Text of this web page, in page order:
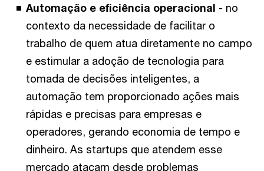
Automação e eficiência operacional - no
contexto da necessidade de facilitar o
trabalho de quem atua diretamente no campo
e estimular a adoção de tecnologia para
tomada de decisões inteligentes, a
automação tem proporcionado ações mais
rápidas e precisas para empresas e
operadores, gerando economia de tempo e
dinheiro. As startups que atendem esse
mercado atacam desde problemas